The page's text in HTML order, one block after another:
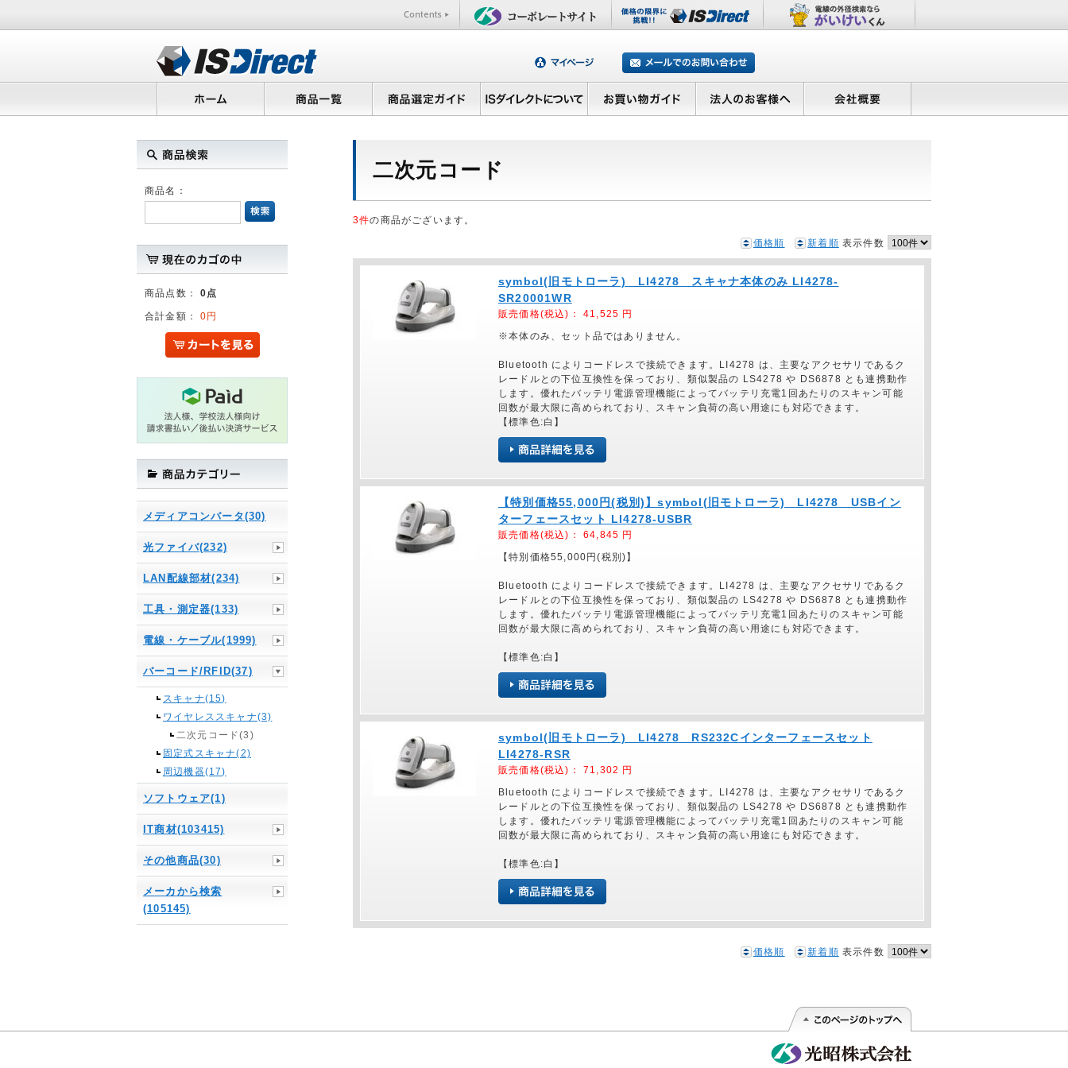
商品名：
商品点数：0点
合計金額：0円
メディアコンバータ(30)
光ファイバ(232)
LAN配線部材(234)
工具・測定器(133)
電線・ケーブル(1999)
バーコード/RFID(37)
スキャナ(15)
ワイヤレススキャナ(3)
二次元コード(3)
固定式スキャナ(2)
周辺機器(17)
ソフトウェア(1)
IT商材(103415)
その他商品(30)
メーカから検索
(105145)
二次元コード
3件の商品がございます。
価格順 新着順 表示件数
symbol(旧モトローラ) LI4278 スキャナ本体のみ LI4278-
SR20001WR
販売価格(税込)： 41,525 円
※本体のみ、セット品ではありません。
Bluetooth によりコードレスで接続できます。LI4278 は、主要なアクセサリであるク
レードルとの下位互換性を保っており、類似製品の LS4278 や DS6878 とも連携動作
します。優れたバッテリ電源管理機能によってバッテリ充電1回あたりのスキャン可能
回数が最大限に高められており、スキャン負荷の高い用途にも対応できます。
【標準色:白】
【特別価格55,000円(税別)】symbol(旧モトローラ) LI4278 USBイン
ターフェースセット LI4278-USBR
販売価格(税込)： 64,845 円
【特別価格55,000円(税別)】
Bluetooth によりコードレスで接続できます。LI4278 は、主要なアクセサリであるク
レードルとの下位互換性を保っており、類似製品の LS4278 や DS6878 とも連携動作
します。優れたバッテリ電源管理機能によってバッテリ充電1回あたりのスキャン可能
回数が最大限に高められており、スキャン負荷の高い用途にも対応できます。
【標準色:白】
symbol(旧モトローラ) LI4278 RS232Cインターフェースセット
LI4278-RSR
販売価格(税込)： 71,302 円
Bluetooth によりコードレスで接続できます。LI4278 は、主要なアクセサリであるク
レードルとの下位互換性を保っており、類似製品の LS4278 や DS6878 とも連携動作
します。優れたバッテリ電源管理機能によってバッテリ充電1回あたりのスキャン可能
回数が最大限に高められており、スキャン負荷の高い用途にも対応できます。
【標準色:白】
価格順 新着順 表示件数